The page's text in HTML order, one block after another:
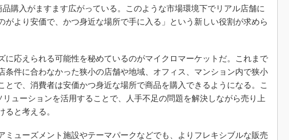
品購入がますます広がっている。このような市場環境下でリアル店舗に
がより安価で、かつ身近な場所で手に入る」という新しい役割が求めら
応えられる可能性を秘めているのがマイクロマーケットだ。これまで
条件に合わなかった狭小の店舗や地域、オフィス、マンション内で狭小
とで、消費者は安価かつ身近な場所で商品を購入できるようになる。こ
リューションを活用することで、人手不足の問題を解決しながら売り上
ると考える。
ューズメント施設やテーマパークなどでも、よりフレキシブルな販売